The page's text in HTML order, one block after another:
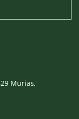
Murias,